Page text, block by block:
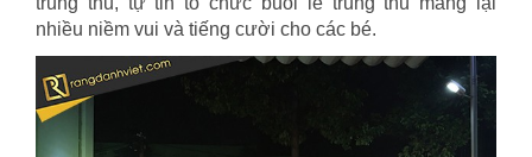
nhiều niềm vui và tiếng cười cho các bé.